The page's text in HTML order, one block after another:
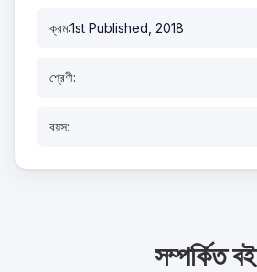
ক্রম:1st Published, 2018
শ্রেণী:
বয়স:
সম্পর্কিত বই